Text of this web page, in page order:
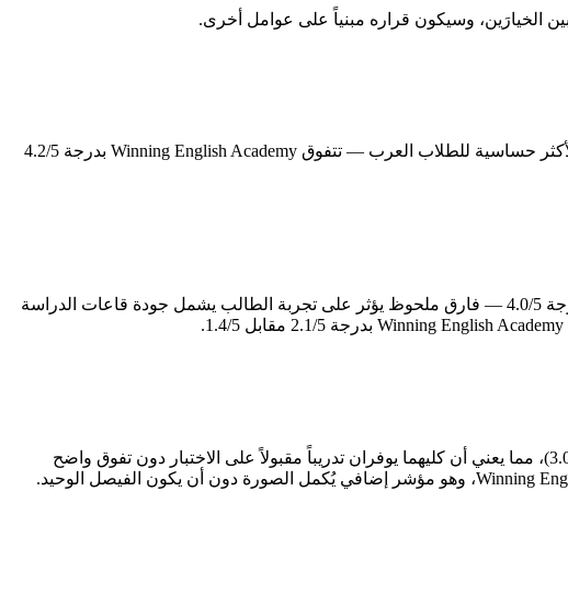
الحياة اليومية خارج قاعة الدراسة تُشكّل نصف تجربة الطالب في الفلبين، إن لم تكن أكثر. في محور الإقامة والأكل — الذي يُعدّ الأكثر حساسية للطلاب العرب — تتفوق Winning English Academy بدرجة 4.2/5
البنية التحتية للمعهد تعكس مدى جديته في توفير بيئة دراسية متكاملة. Cebu Blue Ocean Academy تتميز في المرافق والمبنى بدرجة 4.0/5 — فارق ملحوظ يؤثر على تجربة الطالب يشمل جودة قاعات الدراسة
لمن يدرس بهدف اجتياز اختبار الآيلتس، يصبح هذا المحور تحديداً هو بوصلة القرار. يتقارب المعهدان في برنامج الآيلتس (3.0 مقابل 3.0)، مما يعني أن كليهما يوفران تدريباً مقبولاً على الاختبار دون تفوق واضح